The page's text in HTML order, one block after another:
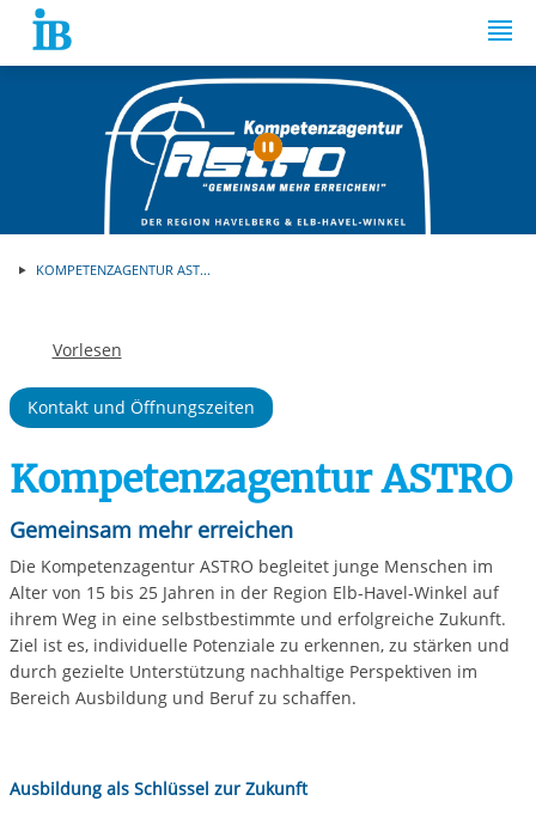
Springe zum Inhalt
Automatische
KOMPETENZAGENTUR AST...
Vorlesen
Kontakt und Öffnungszeiten
Kompetenzagentur ASTRO
Gemeinsam mehr erreichen
Die Kompetenzagentur ASTRO begleitet junge Menschen im
Alter von 15 bis 25 Jahren in der Region Elb-Havel-Winkel auf
ihrem Weg in eine selbstbestimmte und erfolgreiche Zukunft.
Ziel ist es, individuelle Potenziale zu erkennen, zu stärken und
durch gezielte Unterstützung nachhaltige Perspektiven im
Bereich Ausbildung und Beruf zu schaffen.
Ausbildung als Schlüssel zur Zukunft